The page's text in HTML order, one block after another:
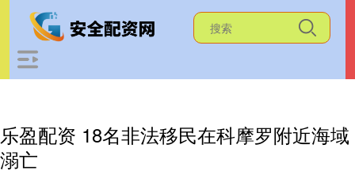
乐盈配资 18名非法移民在科摩罗附近海域
溺亡